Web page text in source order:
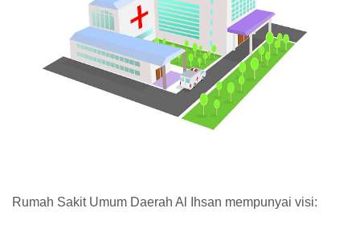
Rumah Sakit Umum Daerah Al Ihsan mempunyai visi: